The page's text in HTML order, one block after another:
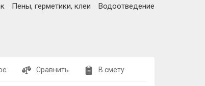
Пены, герметики, клеи Водоотведение
Сравнить В смету